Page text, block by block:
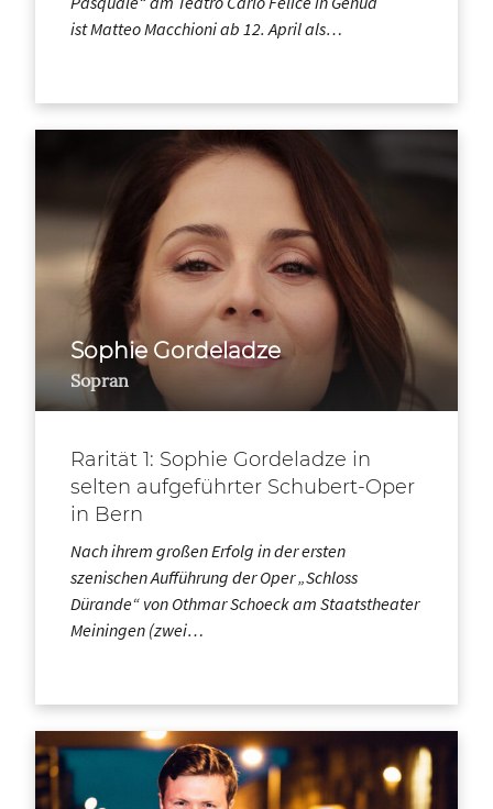
ist Matteo Macchioni ab 12. April als…
Sophie Gordeladze
Sopran
Rarität 1: Sophie Gordeladze in
selten aufgeführter Schubert-Oper
in Bern
Nach ihrem großen Erfolg in der ersten
szenischen Aufführung der Oper „Schloss
Dürande“ von Othmar Schoeck am Staatstheater
Meiningen (zwei…